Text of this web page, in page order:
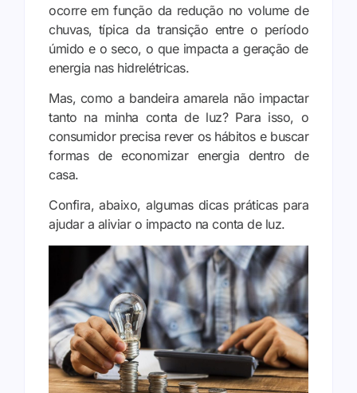
ocorre em função da redução no volume de
chuvas, típica da transição entre o período
úmido e o seco, o que impacta a geração de
energia nas hidrelétricas.
Mas, como a bandeira amarela não impactar
tanto na minha conta de luz? Para isso, o
consumidor precisa rever os hábitos e buscar
formas de economizar energia dentro de
casa.
Confira, abaixo, algumas dicas práticas para
ajudar a aliviar o impacto na conta de luz.